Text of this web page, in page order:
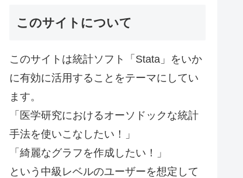
このサイトについて
このサイトは統計ソフト「Stata」をいか
に有効に活用することをテーマにしてい
ます。
「医学研究におけるオーソドックな統計
手法を使いこなしたい！」
「綺麗なグラフを作成したい！」
という中級レベルのユーザーを想定して